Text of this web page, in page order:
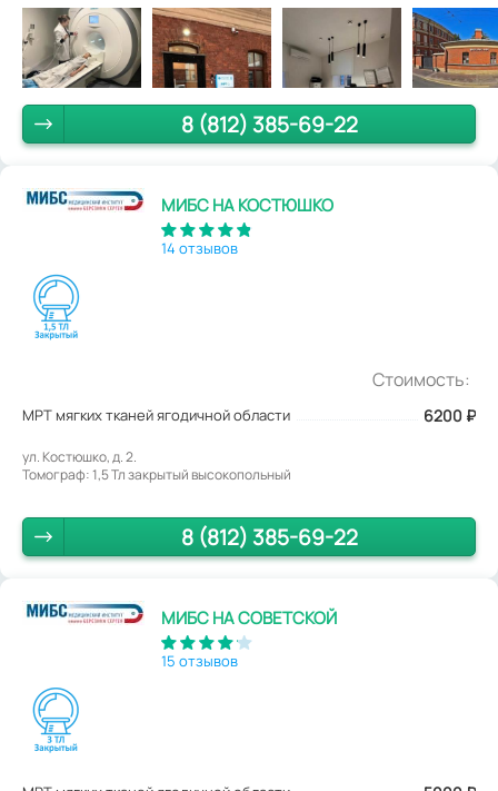
8 (812) 385-69-22
МИБС НА КОСТЮШКО
14 отзывов
Стоимость:
МРТ мягких тканей ягодичной области 6200 ₽
ул. Костюшко, д. 2.
Томограф: 1,5 Тл закрытый высокопольный
8 (812) 385-69-22
МИБС НА СОВЕТСКОЙ
15 отзывов